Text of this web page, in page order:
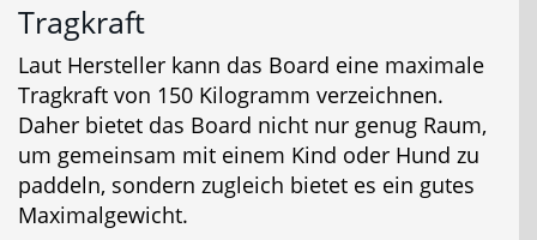
Tragkraft
Laut Hersteller kann das Board eine maximale
Tragkraft von 150 Kilogramm verzeichnen.
Daher bietet das Board nicht nur genug Raum,
um gemeinsam mit einem Kind oder Hund zu
paddeln, sondern zugleich bietet es ein gutes
Maximalgewicht.